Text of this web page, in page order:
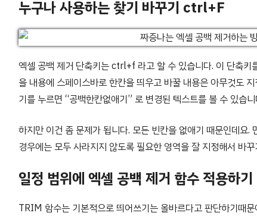
누구나 사용하는 찾기 바꾸기 ctrl+F
엑셀 공백 제거 단축키는 ctrl+f 라고 할 수 있습니다. 이 단축키
을 내용에 스페이스바로 한칸을 띄우고 바꿀 내용은 아무것도
기를 누르면 “공백한칸없애기” 로 변경된 텍스트를 볼 수 있습니
하지만 이건 좀 문제가 됩니다. 모든 빈칸을 없애기 때문인데요.
경우에는 모두 사라지지 않도록 필요한 영역을 잘 지정해서 바
일정 범위에 엑셀 공백 제거 함수 적용하기
TRIM 함수는 기본적으로 띄어쓰기는 올바르다고 판단하기때